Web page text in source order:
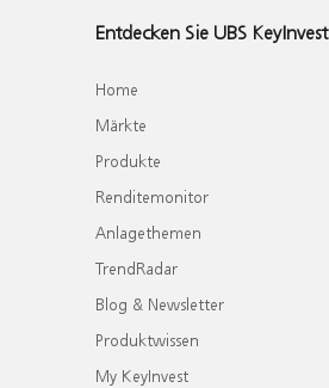
Entdecken Sie UBS KeyInvest
Home
Märkte
Produkte
Renditemonitor
Anlagethemen
TrendRadar
Blog & Newsletter
Produktwissen
My KeyInvest